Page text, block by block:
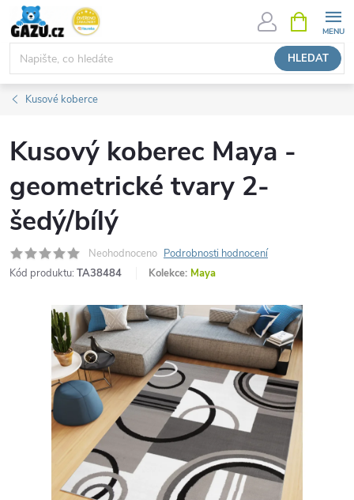
Přejít
obsah
HLEDAT
NÁKUPNÍ
KOŠÍK
Kusové koberce
Kusový koberec Maya -
geometrické tvary 2-
šedý/bílý
Neohodnoceno Podrobnosti hodnocení
Kód produktu: TA38484 Kolekce: Maya